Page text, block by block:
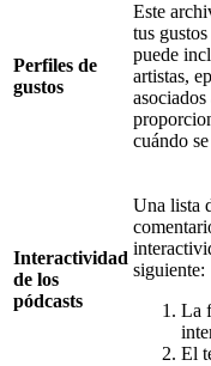
Perfiles de
gustos
Este
tus
puede
artistas,
cuándo
Interactividad
de los
pódcasts
Una lista
siguiente:
La
El